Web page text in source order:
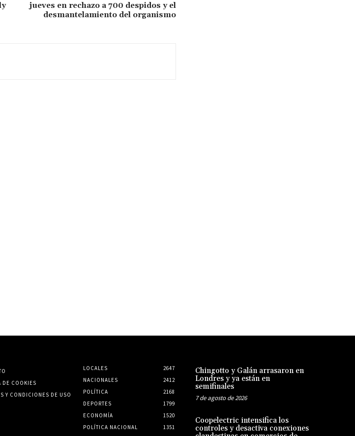
jueves en rechazo a 700 despidos y el
desmantelamiento del organismo
DE COOKIES
Y CONDICIONES DE USO
LOCALES
2647
NACIONALES
2412
POLÍTICA
2168
DEPORTES
1799
ECONOMÍA
1520
POLÍTICA NACIONAL
1351
Chingotto y Galán arrasaron en
Londres y ya están en
semifinales
7 de agosto de 2026
Coopelectric intensifica los
controles y desactiva conexiones